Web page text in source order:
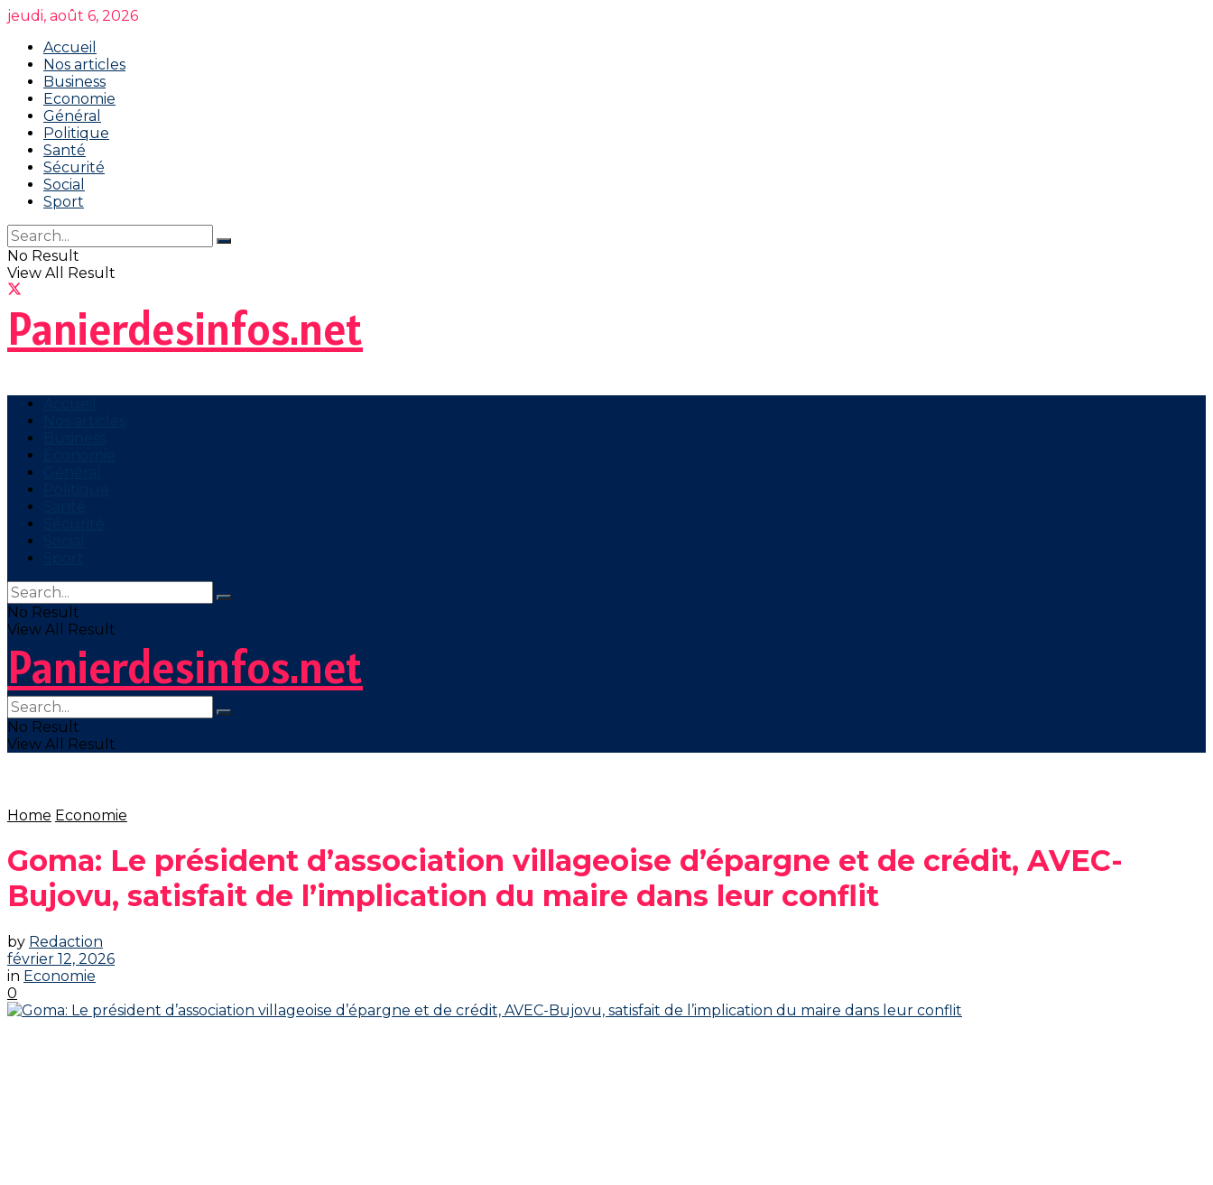
jeudi, août 6, 2026
Accueil
Nos articles
Business
Economie
Général
Politique
Santé
Sécurité
Social
Sport
No Result
View All Result
Panierdesinfos.net
No Result
View All Result
Panierdesinfos.net
No Result
View All Result
Home Economie
Goma: Le président d’association villageoise d’épargne et de crédit, AVEC-
Bujovu, satisfait de l’implication du maire dans leur conflit
by Redaction
février 12, 2026
in Economie
0